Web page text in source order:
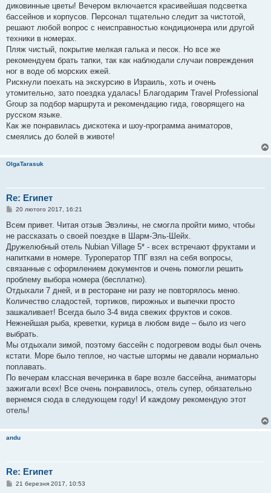
л
е
н
я
диковинные цветы! Вечером включается красивейшая подсветка
бассейнов и корпусов. Персонал тщательно следит за чистотой,
решают любой вопрос с неисправностью кондиционера или другой
техники в номерах.
Пляж чистый, покрытие мелкая галька и песок. Но все же
рекомендуем брать тапки, так как наблюдали случаи повреждения
ног в воде об морских ежей.
Рискнули поехать на экскурсию в Израиль, хоть и очень
утомительно, зато поездка удалась! Благодарим Travel Professional
Group за подбор маршрута и рекомендацию гида, говорящего на
русском языке.
Как же понравилась дискотека и шоу-программа аниматоров,
смеялись до болей в животе!
OlgaTarasuk
Re: Египет
П
в
д
о
м
л
е
н
я
20 лютого 2017, 16:21
Всем привет. Читая отзыв Эвэлины, не смогла пройти мимо, чтобы
не рассказать о своей поездке в Шарм-Эль-Шейх.
Дружелюбный отель Nubian Village 5* - всех встречают фруктами и
напитками в номере. Туроператор ТПГ взял на себя вопросы,
связанные с оформлением документов и очень помогли решить
проблему выбора номера (бесплатно).
Отдыхали 7 дней, и в ресторане ни разу не повторялось меню.
Количество сладостей, тортиков, пирожных и выпечки просто
зашкаливает! Всегда было 3-4 вида свежих фруктов и соков.
Нежнейшая рыба, креветки, курица в любом виде – было из чего
выбрать.
Мы отдыхали зимой, поэтому бассейн с подогревом воды был очень
кстати. Море было теплое, но частые штормы не давали нормально
поплавать.
По вечерам классная вечеринка в баре возле бассейна, аниматоры
зажигали всех! Все очень понравилось, отель супер, обязательно
вернемся сюда в следующем году! И каждому рекомендую этот
отель!
andu
Re: Египет
П21 березня 2017, 10:53